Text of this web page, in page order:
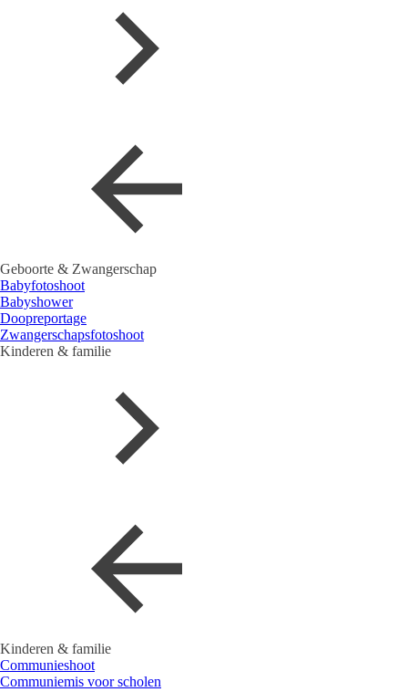
Geboorte & Zwangerschap
Babyfotoshoot
Babyshower
Doopreportage
Zwangerschapsfotoshoot
Kinderen & familie
Kinderen & familie
Communieshoot
Communiemis voor scholen